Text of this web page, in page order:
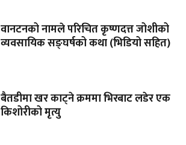
वानटनको नामले परिचित कृष्णदत्त जोशीको
व्यवसायिक सङ्घर्षको कथा (भिडियो सहित)
बैतडीमा खर काट्ने क्रममा भिरबाट लडेर एक
किशोरीको मृत्यु